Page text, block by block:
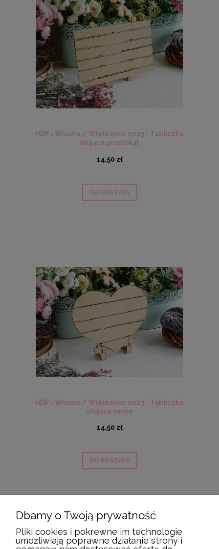
HDF - Wiosna / Wielkanoc 2023 - Tabliczka
stojąca prostokąt
14,50 zł
DO KOSZYKA
HDF - Wiosna / Wielkanoc 2023 - Tabliczka
stojąca serce
14,50 zł
DO KOSZYKA
POMOC
Dbamy o Twoją prywatność
Pliki cookies i pokrewne im technologie
umożliwiają poprawne działanie strony i